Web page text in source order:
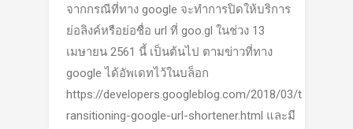
จากกรณีที่ทาง google จะทำการปิดให้บริการ
ย่อลิงค์หรือย่อชื่อ url ที่ goo.gl ในช่วง 13
เมษายน 2561 นี้ เป็นต้นไป ตามข่าวที่ทาง
google ได้อัพเดทไว้ในบล็อก
https://developers.googleblog.com/2018/03/t
ransitioning-google-url-shortener.html และมี